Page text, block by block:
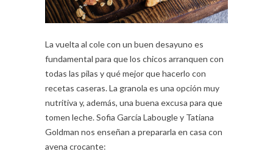
La vuelta al cole con un buen desayuno es
fundamental para que los chicos arranquen con
todas las pilas y qué mejor que hacerlo con
recetas caseras. La granola es una opción muy
nutritiva y, además, una buena excusa para que
tomen leche. Sofia García Labougle y Tatiana
Goldman nos enseñan a prepararla en casa con
avena crocante: